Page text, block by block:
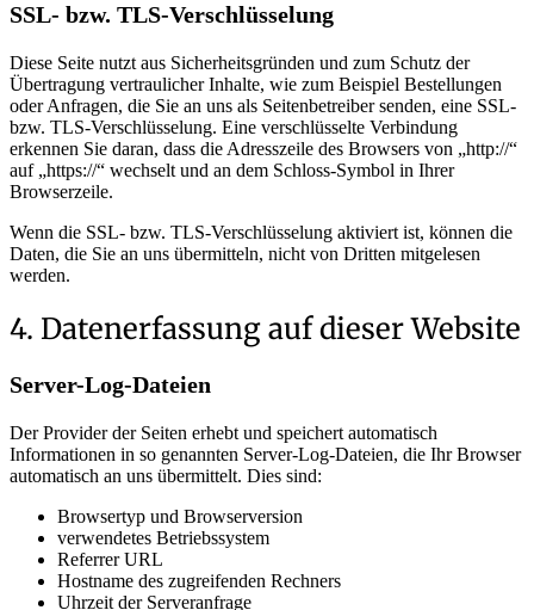
SSL- bzw. TLS-Verschlüsselung
Diese Seite nutzt aus Sicherheitsgründen und zum Schutz der
Übertragung vertraulicher Inhalte, wie zum Beispiel Bestellungen
oder Anfragen, die Sie an uns als Seitenbetreiber senden, eine SSL-
bzw. TLS-Verschlüsselung. Eine verschlüsselte Verbindung
erkennen Sie daran, dass die Adresszeile des Browsers von „http://“
auf „https://“ wechselt und an dem Schloss-Symbol in Ihrer
Browserzeile.
Wenn die SSL- bzw. TLS-Verschlüsselung aktiviert ist, können die
Daten, die Sie an uns übermitteln, nicht von Dritten mitgelesen
werden.
4. Datenerfassung auf dieser Website
Server-Log-Dateien
Der Provider der Seiten erhebt und speichert automatisch
Informationen in so genannten Server-Log-Dateien, die Ihr Browser
automatisch an uns übermittelt. Dies sind:
Browsertyp und Browserversion
verwendetes Betriebssystem
Referrer URL
Hostname des zugreifenden Rechners
Uhrzeit der Serveranfrage